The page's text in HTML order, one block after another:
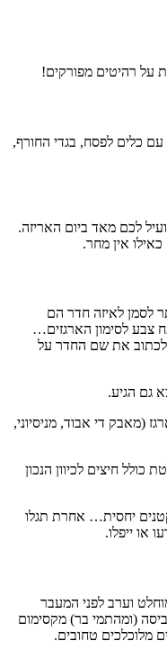
על רהיטים מפורקים!
עם כלים לפסח, בגדי החורף,
לכם מאד ביום האריזה.
אין מחר.
לסמן לאיזה חדר הם
צבע לסימון הארגזים…
לכתוב את שם החדר על
גם הגיע.
(מאבק די אבוד, מניסיוני,
חיצים לכיוון הנכון
יחסית… אחרת תגלו
או ייפלו.
וערב לפני המעבר
(ומהתמי בר) מקסימום
מלוכלכים טחובים.